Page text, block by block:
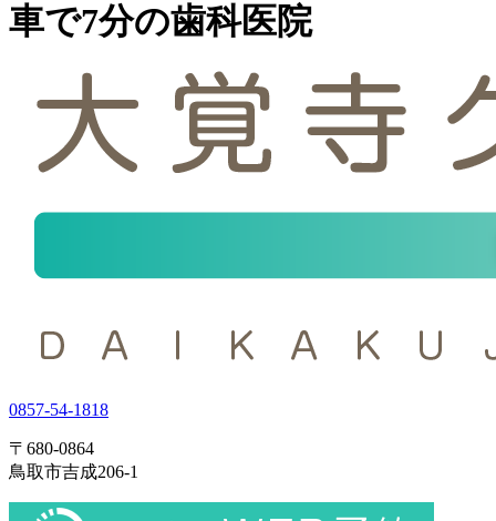
車で7分の歯科医院
0857-54-1818
〒680-0864
鳥取市吉成206-1